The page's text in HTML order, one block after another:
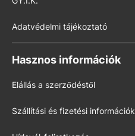
Adatvédelmi tájékoztató
Hasznos információk
Elállás a szerződéstől
Szállítási és fizetési információk